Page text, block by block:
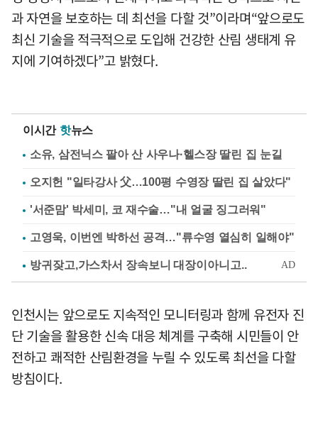
과 자연을 보호하는 데 최선을 다할 것”이라며“앞으로도
최신 기술을 적극적으로 도입해 건강한 산림 생태계 유
지에 기여하겠다”고 밝혔다.
이시간 핫뉴스
소유, 삼전닉스 팔아 산 사우나·헬스장 딸린 집 눈길
오지헌 "일타강사 父…100평 수영장 딸린 집 살았다"
'서준맘' 박세미, 코 재수술…"내 얼굴 징그러워"
고영욱, 이번엔 박하선 공격…"류수영 열심히 일해야"
인천시는 앞으로도 지속적인 모니터링과 함께 유전자 진
단 기술을 활용한 신속 대응 체계를 구축해 시민들이 안
전하고 쾌적한 산림환경을 누릴 수 있도록 최선을 다할
방침이다.